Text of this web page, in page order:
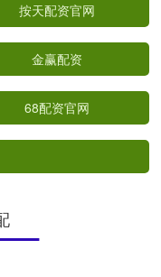
按天配资官网
金赢配资
68配资官网